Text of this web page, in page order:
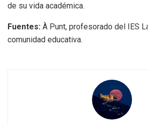
de su vida académica.
Fuentes: À Punt, profesorado del IES
comunidad educativa.